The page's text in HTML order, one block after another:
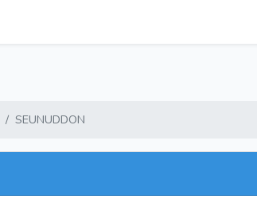
SEUNUDDON